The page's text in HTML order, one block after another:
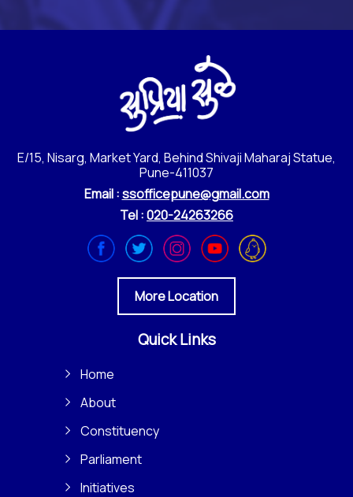
E/15, Nisarg, Market Yard, Behind Shivaji Maharaj Statue,
Pune-411037
Email :ssofficepune@gmail.com
Tel :020-24263266
More Location
Quick Links
Home
About
Constituency
Parliament
Initiatives